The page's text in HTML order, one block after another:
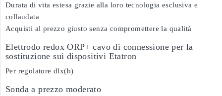
Durata di vita estesa grazie alla loro tecnologia esclusiva e
collaudata
Acquisti al prezzo giusto senza compromettere la qualità
Elettrodo redox ORP+ cavo di connessione per la
sostituzione sui dispositivi Etatron
Per regolatore dlx(b)
Sonda a prezzo moderato